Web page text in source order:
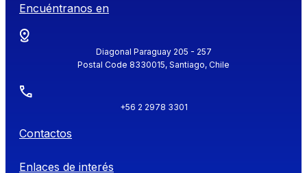
Encuéntranos en
Diagonal Paraguay 205 - 257
Postal Code 8330015, Santiago, Chile
+56 2 2978 3301
Contactos
Enlaces de interés